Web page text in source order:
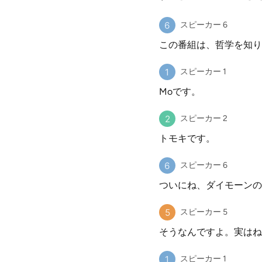
スピーカー 6
この番組は、哲学を知
スピーカー 1
Moです。
スピーカー 2
トモキです。
スピーカー 6
ついにね、ダイモーン
スピーカー 5
そうなんですよ。実は
スピーカー 1